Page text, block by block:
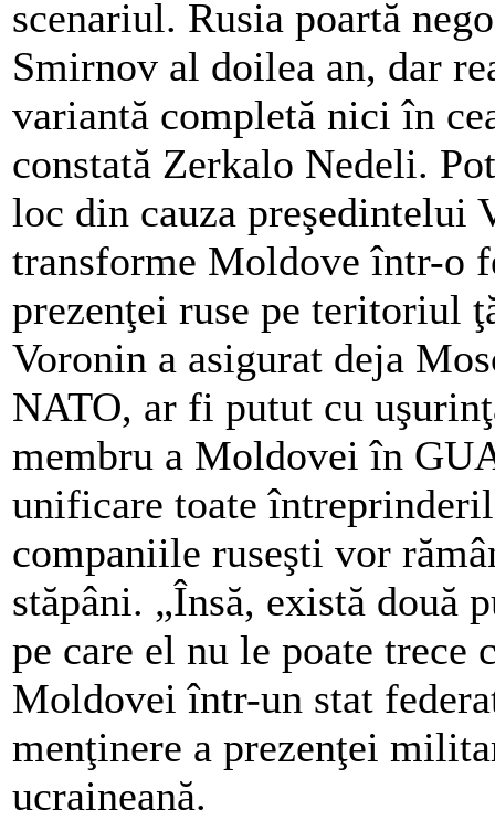
scenariul. Rusia poartă
Smirnov al doilea an, dar
variantă completă nici în
constată Zerkalo Nedeli.
loc din cauza preşedintelui
transforme Moldove într-o
prezenţei ruse pe teritoriul
Voronin a asigurat deja
NATO, ar fi putut cu
membru a Moldovei în
unificare toate
companiile ruseşti vor
stăpâni. „Însă, există două
pe care el nu le poate trece
Moldovei într-un stat
menţinere a prezenţei
ucraineană.